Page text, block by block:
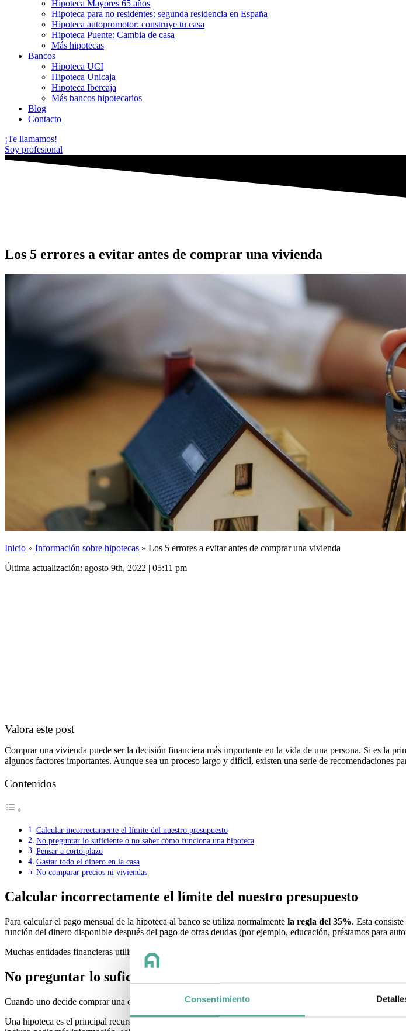
Consentimiento
Hipoteca Mayores 65 años
Hipoteca para no residentes: segunda residencia en España
Hipoteca autopromotor: construye tu casa
Hipoteca Puente: Cambia de casa
Más hipotecas
Bancos
Hipoteca UCI
Hipoteca Unicaja
Hipoteca Ibercaja
Más bancos hipotecarios
Blog
Contacto
¡Te llamamos!
Soy profesional
Los 5 errores a evitar antes de comprar una vivienda
Inicio » Información sobre hipotecas » Los 5 errores a evitar antes de comprar una vivienda
Última actualización: agosto 9th, 2022 | 05:11 pm
Valora este post
Comprar una vivienda puede ser la decisión financiera más importante en la vida de una persona. Si es la
algunos factores importantes. Aunque sea un proceso largo y difícil, existen una serie de
Contenidos
Calcular incorrectamente el límite del nuestro presupuesto
No preguntar lo suficiente o no saber cómo funciona una hipoteca
Pensar a corto plazo
Gastar todo el dinero en la casa
No comparar precios ni viviendas
Calcular incorrectamente el límite del nuestro presupuesto
Para calcular el pago mensual de la hipoteca al banco se utiliza normalmente la regla del 35%. Esta
función del dinero disponible después del pago de otras deudas (por ejemplo, educación, préstamos para
Muchas entidades financieras utilizan esta regla como referencia para aprobar o rechazar préstamos
No preguntar lo suficiente o no saber cómo funciona una hipoteca
Cuando uno decide comprar una casa es importanteobtener el asesoramiento adecuado comprender
Una hipoteca es el principal recurso financiero para la adquisición, por lo que es sumamente necesario